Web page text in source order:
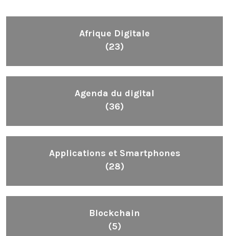
Afrique Digitale
(23)
Agenda du digital
(36)
Applications et Smartphones
(28)
Blockchain
(5)